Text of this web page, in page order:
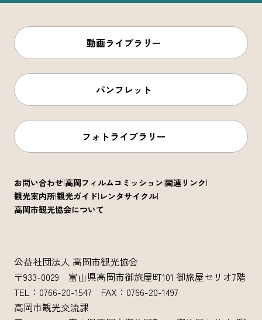
動画ライブラリー
パンフレット
フォトライブラリー
お問い合わせ 高岡フィルムコミッション 関連リンク
観光案内所観光ガイド レンタサイクル
高岡市観光協会について
公益社団法人 高岡市観光協会
〒933-0029 富山県高岡市御旅屋町101 御旅屋セリオ7階
TEL：0766-20-1547 FAX：0766-20-1497
高岡市観光交流課